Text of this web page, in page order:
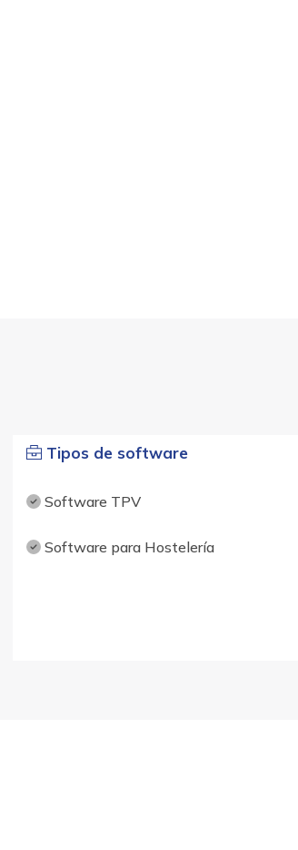
Tipos de software
Software TPV
Software para Hostelería